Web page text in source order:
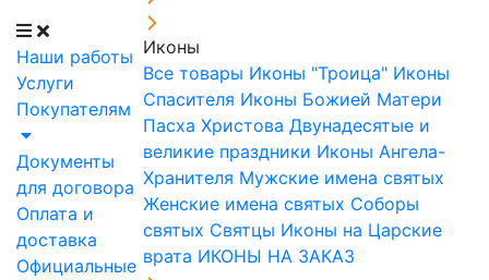
Наши работы
Услуги
Покупателям
Документы
для договора
Оплата и
доставка
Официальные
Иконы
Все товары Иконы "Троица" Иконы
Спасителя Иконы Божией Матери
Пасха Христова Двунадесятые и
великие праздники Иконы Ангела-
Хранителя Мужские имена святых
Женские имена святых Соборы
святых Святцы Иконы на Царские
врата ИКОНЫ НА ЗАКАЗ